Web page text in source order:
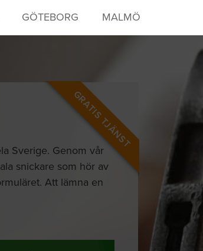
GÖTEBORG MALMÖ
GRATIS TJÄNST
Sverige. Genom vår
snickare som hör av
Att lämna en